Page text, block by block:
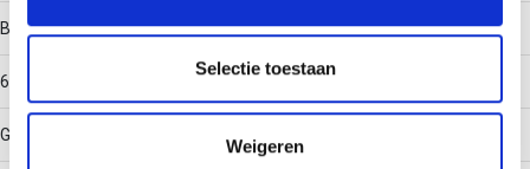
partners voor social media, adverteren en analyse. Deze
partners kunnen deze gegevens combineren met andere
informatie die u aan ze heeft verstrekt of die ze hebben
verzameld op basis van uw gebruik van hun services.
Selectie toestaan
Weigeren
Binnenstraal
60
Geschikt voor kabelgootbreedte